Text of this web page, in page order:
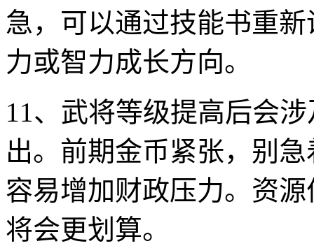
急，可以通过技能书重
力或智力成长方向。
11、武将等级提高后会
出。前期金币紧张，别
容易增加财政压力。资
将会更划算。